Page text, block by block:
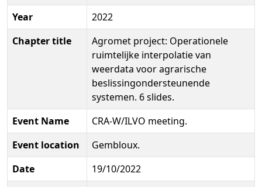
Year
2022
Chapter title
Agromet project: Operationele
ruimtelijke interpolatie van
weerdata voor agrarische
beslissingondersteunende
systemen. 6 slides.
Event Name
CRA-W/ILVO meeting.
Event location
Gembloux.
Date
19/10/2022